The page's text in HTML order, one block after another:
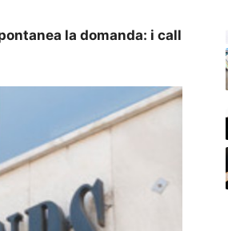
la domanda: i call